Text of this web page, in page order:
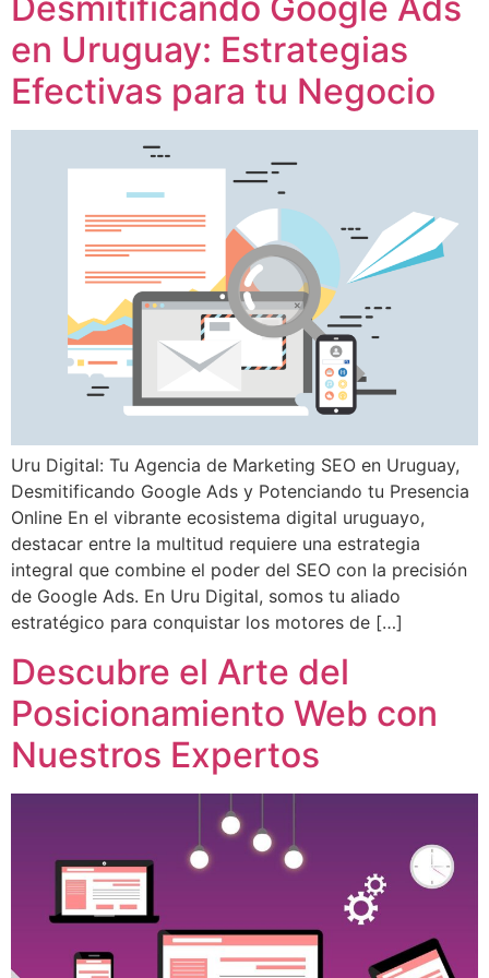
en Uruguay: Estrategias
Efectivas para tu Negocio
Uru Digital: Tu Agencia de Marketing SEO en Uruguay,
Desmitificando Google Ads y Potenciando tu Presencia
Online En el vibrante ecosistema digital uruguayo,
destacar entre la multitud requiere una estrategia
integral que combine el poder del SEO con la precisión
de Google Ads. En Uru Digital, somos tu aliado
estratégico para conquistar los motores de […]
Descubre el Arte del
Posicionamiento Web con
Nuestros Expertos